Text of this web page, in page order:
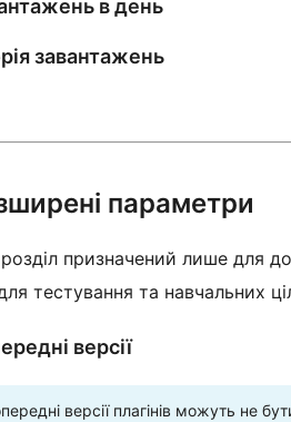
в день
завантажень
параметри
призначений лише для
тестування та навчальних
версії
версії плагінів можуть не